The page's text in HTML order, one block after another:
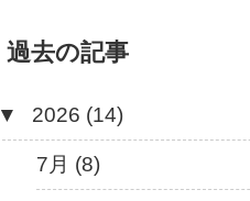
過去の記事
▼ 2026 (14)
7月 (8)